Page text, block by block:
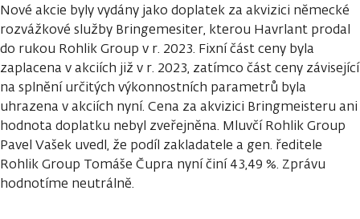
Nové akcie byly vydány jako doplatek za akvizici německé
rozvážkové služby Bringemesiter, kterou Havrlant prodal
do rukou Rohlik Group v r. 2023. Fixní část ceny byla
zaplacena v akciích již v r. 2023, zatímco část ceny závisející
na splnění určitých výkonnostních parametrů byla
uhrazena v akciích nyní. Cena za akvizici Bringmeisteru ani
hodnota doplatku nebyl zveřejněna. Mluvčí Rohlik Group
Pavel Vašek uvedl, že podíl zakladatele a gen. ředitele
Rohlik Group Tomáše Čupra nyní činí 43,49 %. Zprávu
hodnotíme neutrálně.